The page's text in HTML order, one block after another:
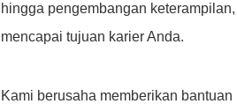
hingga pengembangan
mencapai tujuan karier Anda.
Kami berusaha memberikan